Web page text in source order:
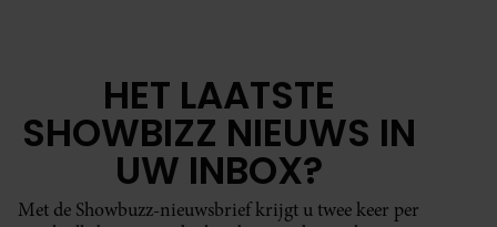
HET LAATSTE
SHOWBIZZ NIEUWS IN
UW INBOX?
Met de Showbuzz-nieuwsbrief krijgt u twee keer per